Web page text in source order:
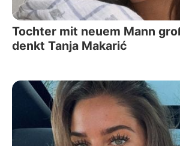
Tochter mit neuem Mann
denkt Tanja Makarić